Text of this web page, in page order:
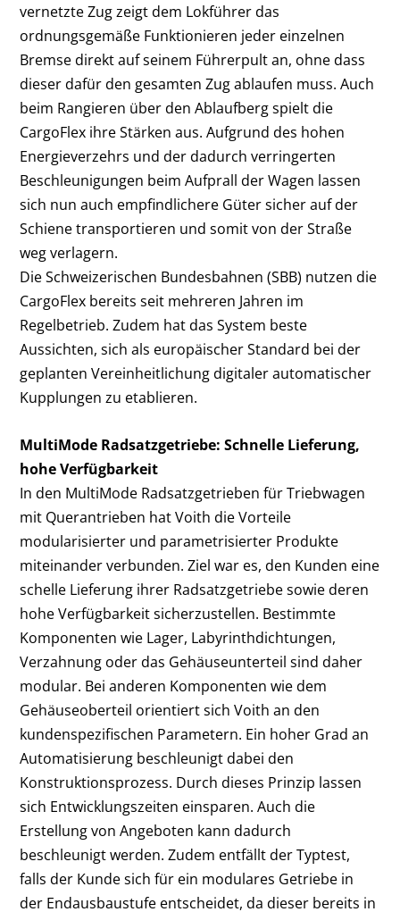
vernetzte Zug zeigt dem Lokführer das
ordnungsgemäße Funktionieren jeder einzelnen
Bremse direkt auf seinem Führerpult an, ohne dass
dieser dafür den gesamten Zug ablaufen muss. Auch
beim Rangieren über den Ablaufberg spielt die
CargoFlex ihre Stärken aus. Aufgrund des hohen
Energieverzehrs und der dadurch verringerten
Beschleunigungen beim Aufprall der Wagen lassen
sich nun auch empfindlichere Güter sicher auf der
Schiene transportieren und somit von der Straße
weg verlagern.
Die Schweizerischen Bundesbahnen (SBB) nutzen die
CargoFlex bereits seit mehreren Jahren im
Regelbetrieb. Zudem hat das System beste
Aussichten, sich als europäischer Standard bei der
geplanten Vereinheitlichung digitaler automatischer
Kupplungen zu etablieren.
MultiMode Radsatzgetriebe: Schnelle Lieferung,
hohe Verfügbarkeit
In den MultiMode Radsatzgetrieben für Triebwagen
mit Querantrieben hat Voith die Vorteile
modularisierter und parametrisierter Produkte
miteinander verbunden. Ziel war es, den Kunden eine
schelle Lieferung ihrer Radsatzgetriebe sowie deren
hohe Verfügbarkeit sicherzustellen. Bestimmte
Komponenten wie Lager, Labyrinthdichtungen,
Verzahnung oder das Gehäuseunterteil sind daher
modular. Bei anderen Komponenten wie dem
Gehäuseoberteil orientiert sich Voith an den
kundenspezifischen Parametern. Ein hoher Grad an
Automatisierung beschleunigt dabei den
Konstruktionsprozess. Durch dieses Prinzip lassen
sich Entwicklungszeiten einsparen. Auch die
Erstellung von Angeboten kann dadurch
beschleunigt werden. Zudem entfällt der Typtest,
falls der Kunde sich für ein modulares Getriebe in
der Endausbaustufe entscheidet, da dieser bereits in